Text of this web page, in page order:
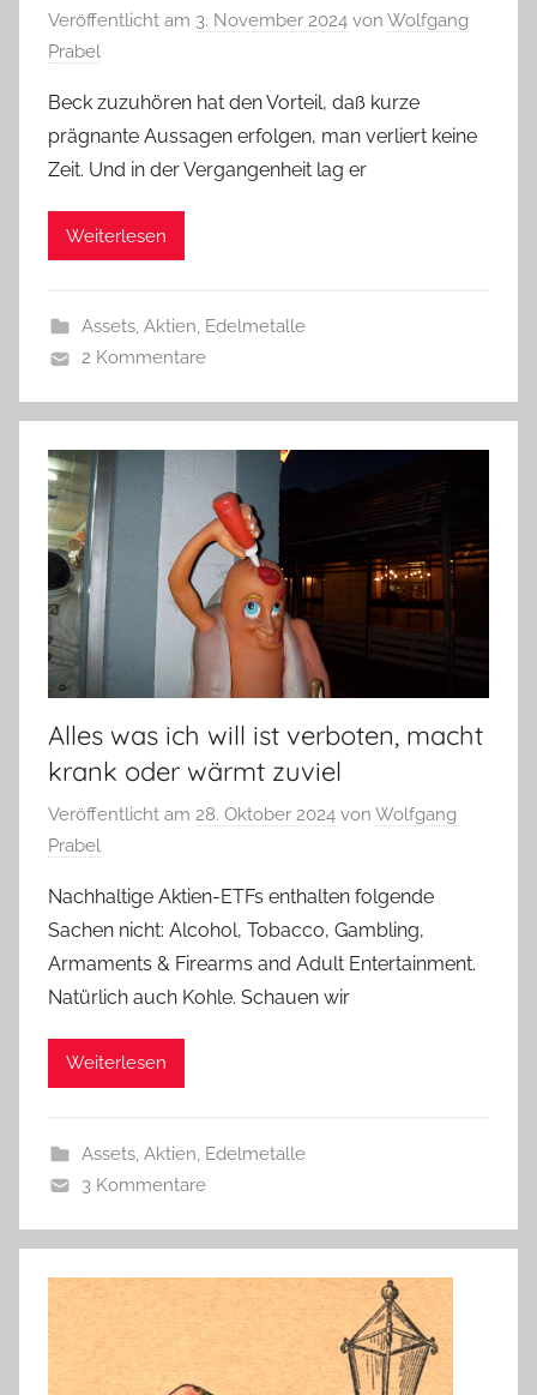
Veröffentlicht am 3. November 2024 von Wolfgang
Prabel
Beck zuzuhören hat den Vorteil, daß kurze
prägnante Aussagen erfolgen, man verliert keine
Zeit. Und in der Vergangenheit lag er
Weiterlesen
Assets, Aktien, Edelmetalle
2 Kommentare
Alles was ich will ist verboten, macht
krank oder wärmt zuviel
Veröffentlicht am 28. Oktober 2024 von Wolfgang
Prabel
Nachhaltige Aktien-ETFs enthalten folgende
Sachen nicht: Alcohol, Tobacco, Gambling,
Armaments & Firearms and Adult Entertainment.
Natürlich auch Kohle. Schauen wir
Weiterlesen
Assets, Aktien, Edelmetalle
3 Kommentare